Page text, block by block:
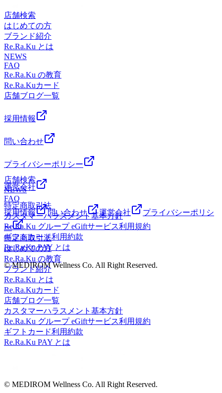
黒＃目黒川＃目黒駅近＃JR山手線＃都営三田線＃東急目黒
線＃東京メトロ南北線＃もみほぐし＃リラクゼーション＃肩
こり＃土日祝営業
店舗検索
はじめての方
ブランド紹介
Re.Ra.Ku とは
NEWS
FAQ
Re.Ra.Ku の教育
Re.Ra.Kuカード
店舗ブログ一覧
採用情報
問い合わせ
プライバシーポリシー
運営会社
特定商取引法
カスタマーハラスメント基本方針
Re.Ra.Ku グループ eGiftサービス利用規約
ギフトカード利用約款
Re.Ra.Ku PAY とは
© MEDIROM Wellness Co. All Right Reserved.
店舗検索
NEWS
FAQ
採用情報
問い合わせ 運営会社
プライバシーポリシ
ー
特定商取引法
はじめての方
Re.Ra.Ku の教育
ブランド紹介
Re.Ra.Ku とは
Re.Ra.Kuカード
店舗ブログ一覧
カスタマーハラスメント基本方針
Re.Ra.Ku グループ eGiftサービス利用規約
ギフトカード利用約款
Re.Ra.Ku PAY とは
© MEDIROM Wellness Co. All Right Reserved.